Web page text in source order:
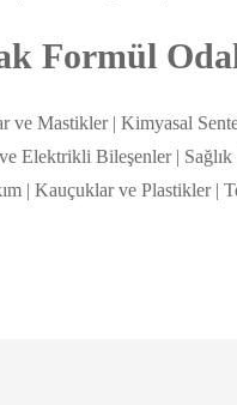
Formül
ve Mastikler | Kimyasal
Elektrikli Bileşenler |
| Kauçuklar ve Plastikler |